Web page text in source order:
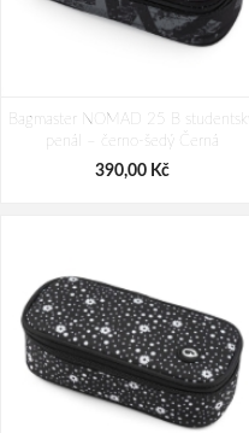
Bagmaster NOMAD 25 B studentský
penál – černo-šedý Černá
390,00 Kč